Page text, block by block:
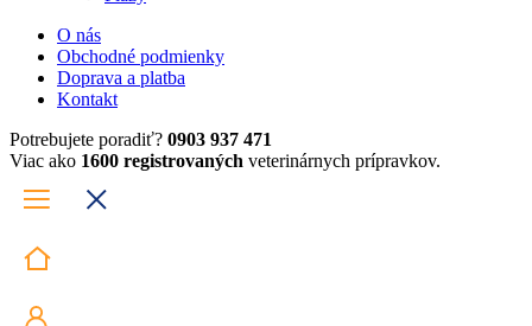
O nás
Obchodné podmienky
Doprava a platba
Kontakt
Potrebujete poradiť? 0903 937 471
Viac ako 1600 registrovaných veterinárnych prípravkov.